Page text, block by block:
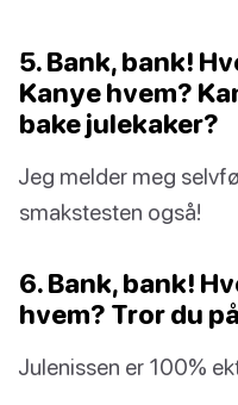
5. Bank, bank!
Kanye hvem?
bake julekaker?
Jeg melder meg
smakstesten også!
6. Bank, bank!
hvem? Tror du
Julenissen er 100%